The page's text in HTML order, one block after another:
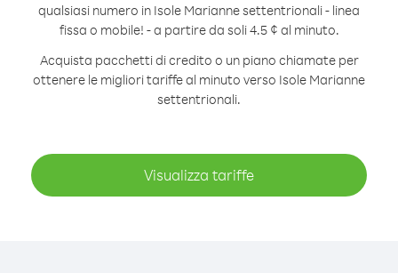
qualsiasi numero in Isole Marianne settentrionali - linea
fissa o mobile! - a partire da soli 4.5 ¢ al minuto.
Acquista pacchetti di credito o un piano chiamate per
ottenere le migliori tariffe al minuto verso Isole Marianne
settentrionali.
Visualizza tariffe